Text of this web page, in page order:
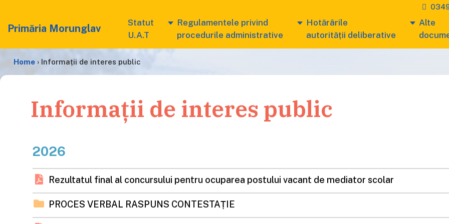
Primăria Morunglav
Statut
U.A.T
Regulamentele privind
procedurile administrative
Hotărârile
autorității deliberative
Alte
Home › Informații de interes public
Informații de interes public
2026
Rezultatul final al concursului pentru ocuparea postului vacant de mediator scolar
PROCES VERBAL RASPUNS CONTESTAȚIE